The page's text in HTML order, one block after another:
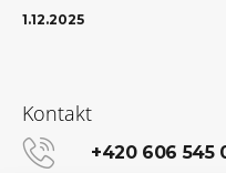
1.12.2025
Kontakt
+420 606 545